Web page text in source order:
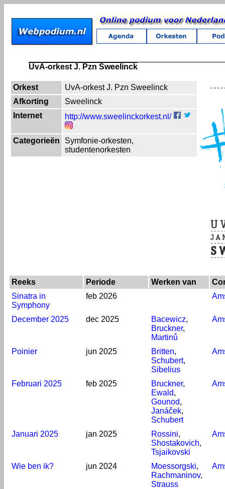
UvA-orkest J. Pzn Sweelinck
Orkest
UvA-orkest J. Pzn Sweelinck
Afkorting
Sweelinck
Internet
http://www.sweelinckorkest.nl/
Categorieën
Symfonie-orkesten,
studentenorkesten
Reeks Periode Werken van
Sinatra in
Symphony
feb 2026
December 2025 dec 2025 Bacewicz,
Bruckner,
Martinů
Poinier jun 2025 Britten,
Schubert,
Sibelius
Februari 2025 feb 2025 Bruckner,
Ewald,
Gounod,
Janáček,
Schubert
Januari 2025 jan 2025 Rossini,
Shostakovich,
Tsjaikovski
Wie ben ik? jun 2024 Moessorgski,
Rachmaninov,
Strauss